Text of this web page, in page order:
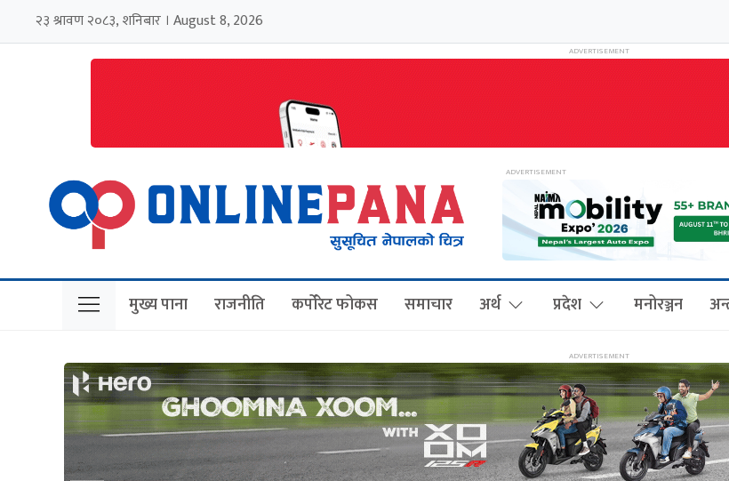
२३ श्रावण २०८३, शनिबार । August 8, 2026
मुख्य पाना राजनीति कर्पोरेट फोकस समाचार अर्थ प्रदेश मनोरञ्जन